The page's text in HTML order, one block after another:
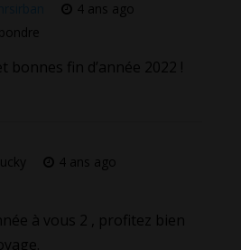
4 ans ago
bonnes fin d’année 2022 !
4 ans ago
à vous 2 , profitez bien